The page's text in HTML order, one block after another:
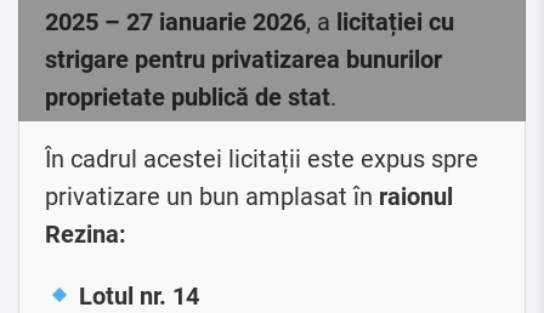
2025 – 27 ianuarie 2026, a licitației cu
strigare pentru privatizarea bunurilor
proprietate publică de stat.
În cadrul acestei licitații este expus spre
privatizare un bun amplasat în raionul
Rezina:
Lotul nr. 14